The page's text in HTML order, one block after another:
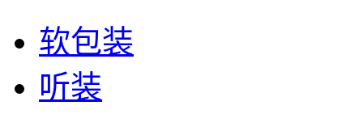
软包装
听装